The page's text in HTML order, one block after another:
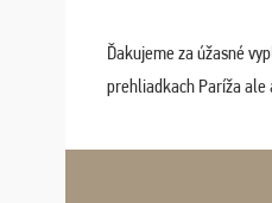
Ďakujeme za úžasné
prehliadkach Paríža ale
spomínať a zväžujeme